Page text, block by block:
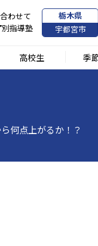
わせて
別指導塾
栃木県
宇都宮市
高校生 季
何点上がるか！？